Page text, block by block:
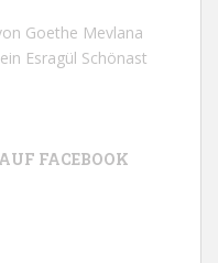
Goethe Mevlana
Esragül Schönast
FACEBOOK